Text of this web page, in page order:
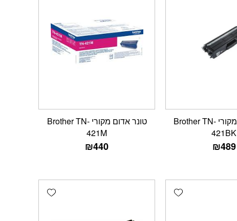
טונר שחור מקורי Brother TN-
421BK
₪489
טונר אדום מקורי Brother TN-
421M
₪440
Add wishlist
Add wishlist